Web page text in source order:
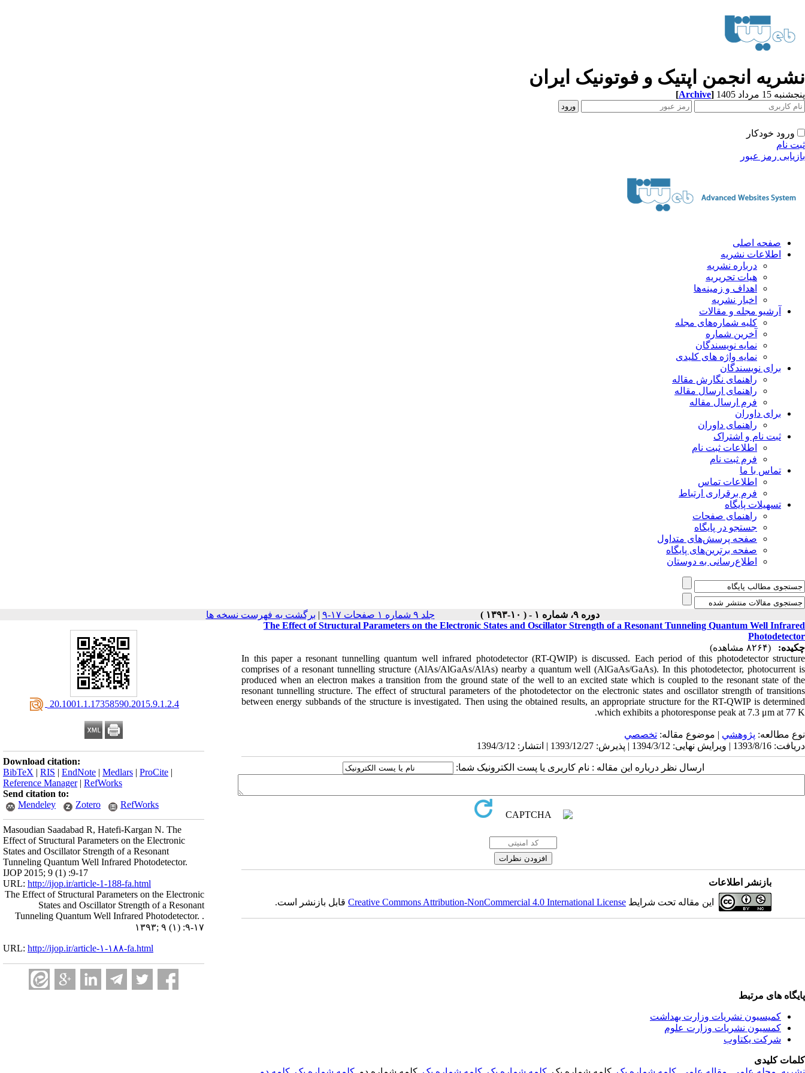
نشریه انجمن اپتیک و فوتونیک ایران
پنجشنبه 15 مرداد 1405 [Archive]
ورود خودکار
ثبت نام
بازیابی رمز عبور
صفحه اصلی
اطلاعات نشریه
درباره نشریه
هیات تحریریه
اهداف و زمینه‌ها
اخبار نشریه
آرشیو مجله و مقالات
کلیه شماره‌های مجله
آخرین شماره
نمایه نویسندگان
نمایه واژه های کلیدی
برای نویسندگان
راهنمای نگارش مقاله
راهنمای ارسال مقاله
فرم ارسال مقاله
برای داوران
راهنمای داوران
ثبت نام و اشتراک
اطلاعات ثبت نام
فرم ثبت نام
تماس با ما
اطلاعات تماس
فرم برقراری ارتباط
تسهیلات پایگاه
راهنمای صفحات
جستجو در پایگاه
صفحه پرسش‌های متداول
صفحه برترین‌های پایگاه
اطلاع‌رسانی به دوستان
دوره ۹، شماره ۱ - ( ۱۰-۱۳۹۳ ) جلد ۹ شماره ۱ صفحات ۱۷-۹ | برگشت به فهرست نسخه ها
‎ 20.1001.1.17358590.2015.9.1.2.4
Download citation:
BibTeX | RIS | EndNote | Medlars | ProCite |
Reference Manager| RefWorks
Send citation to:
Mendeley
Zotero RefWorks
Masoudian Saadabad R, Hatefi-Kargan N. The
Effect of Structural Parameters on the Electronic
States and Oscillator Strength of a Resonant
Tunneling Quantum Well Infrared Photodetector.
IJOP 2015; 9 (1) :9-17
URL: http://ijop.ir/article-1-188-fa.html
The Effect of Structural Parameters on the Electronic
States and Oscillator Strength of a Resonant
Tunneling Quantum Well Infrared Photodetector. .
۱۳۹۳; ۹ (۱) :۹-۱۷
URL: http://ijop.ir/article-۱-۱۸۸-fa.html
The Effect of Structural Parameters on the Electronic States and Oscillator Strength of a Resonant Tunneling Quantum Well Infrared
Photodetector
چکیده:
(۸۲۶۴ مشاهده)
In this paper a resonant tunnelling quantum well infrared photodetector (RT-QWIP) is discussed. Each period of this photodetector structure
comprises of a resonant tunnelling structure (AlAs/AlGaAs/AlAs) nearby a quantum well (AlGaAs/GaAs). In this photodetector, photocurrent is
produced when an electron makes a transition from the ground state of the well to an excited state which is coupled to the resonant state of the
resonant tunnelling structure. The effect of structural parameters of the photodetector on the electronic states and oscillator strength of transitions
between energy subbands of the structure is investigated. Then using the obtained results, an appropriate structure for the RT-QWIP is determined
which exhibits a photoresponse peak at 7.3 μm at 77 K.
نوع مطالعه: پژوهشي | موضوع مقاله: تخصصي
دریافت: 1393/8/16 | ویرایش نهایی: 1394/3/12 | پذیرش: 1393/12/27 | انتشار: 1394/3/12
ارسال نظر درباره این مقاله : نام کاربری یا پست الکترونیک شما:
بازنشر اطلاعات
این مقاله تحت شرایط Creative Commons Attribution-NonCommercial 4.0 International Licenseقابل بازنشر است.
پایگاه های مرتبط
کمیسیون نشریات وزارت بهداشت
کمسیون نشریات وزارت علوم
شرکت یکتاوب
کلمات کلیدی